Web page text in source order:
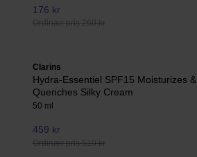
176 kr
Ordinær pris 260 kr
Clarins
Hydra-Essentiel SPF15 Moisturizes &
Quenches Silky Cream
50 ml
459 kr
Ordinær pris 510 kr